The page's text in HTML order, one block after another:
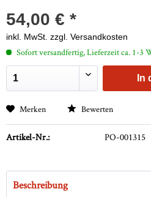
54,00 € *
inkl. MwSt. zzgl. Versandkosten
Sofort versandfertig, Lieferzeit ca. 1-3
In
Merken Bewerten
Artikel-Nr.: PO-001315
Beschreibung